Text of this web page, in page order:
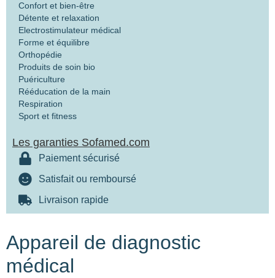
Confort et bien-être
Détente et relaxation
Electrostimulateur médical
Forme et équilibre
Orthopédie
Produits de soin bio
Puériculture
Rééducation de la main
Respiration
Sport et fitness
Les garanties Sofamed.com
Paiement sécurisé
Satisfait ou remboursé
Livraison rapide
Appareil de diagnostic
médical